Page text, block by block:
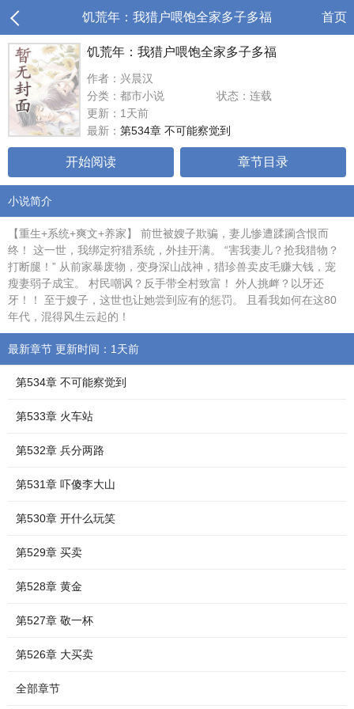
饥荒年：我猎户喂饱全家多子多福 首页
饥荒年：我猎户喂饱全家多子多福
作者：兴晨汉
分类：都市小说
状态：连载
更新：1天前
最新： 第534章 不可能察觉到
开始阅读 章节目录
小说简介
【重生+系统+爽文+养家】 前世被嫂子欺骗，妻儿惨遭蹂躏含恨而
终！ 这一世，我绑定狩猎系统，外挂开满。 “害我妻儿？抢我猎物？
打断腿！” 从前家暴废物，变身深山战神，猎珍兽卖皮毛赚大钱，宠
瘦妻弱子成宝。 村民嘲讽？反手带全村致富！ 外人挑衅？以牙还
牙！！ 至于嫂子，这世也让她尝到应有的惩罚。 且看我如何在这80
年代，混得风生云起的！
最新章节 更新时间：1天前
第534章 不可能察觉到
第533章 火车站
第532章 兵分两路
第531章 吓傻李大山
第530章 开什么玩笑
第529章 买卖
第528章 黄金
第527章 敬一杯
第526章 大买卖
全部章节